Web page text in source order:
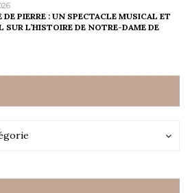
DE PIERRE : UN SPECTACLE MUSICAL ET
SUR L’HISTOIRE DE NOTRE-DAME DE